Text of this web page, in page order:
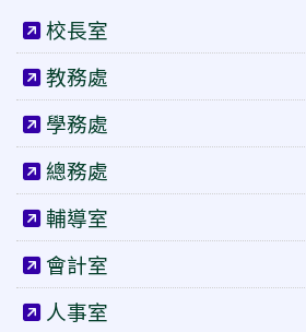
校長室
教務處
學務處
總務處
輔導室
會計室
人事室